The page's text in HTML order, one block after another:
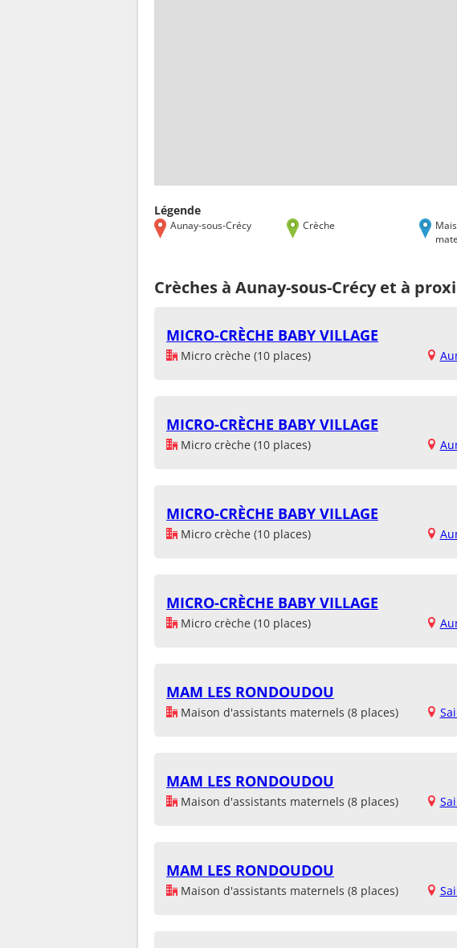
Légende
Aunay-sous-Crécy Crèche
Crèches à Aunay-sous-Crécy et à
MICRO-CRÈCHE BABY VILLAGE
Micro crèche (10 places)
MICRO-CRÈCHE BABY VILLAGE
Micro crèche (10 places)
MICRO-CRÈCHE BABY VILLAGE
Micro crèche (10 places)
MICRO-CRÈCHE BABY VILLAGE
Micro crèche (10 places)
MAM LES RONDOUDOU
Maison d'assistants maternels (8 places)
MAM LES RONDOUDOU
Maison d'assistants maternels (8 places)
MAM LES RONDOUDOU
Maison d'assistants maternels (8 places)